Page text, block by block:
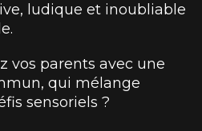
ludique et inoubliable
vos parents avec une
qui mélange
sensoriels ?